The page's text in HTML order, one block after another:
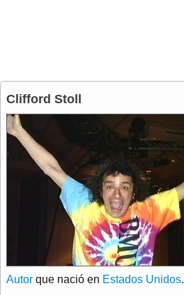
Clifford Stoll
Autor que nació en Estados Unidos.